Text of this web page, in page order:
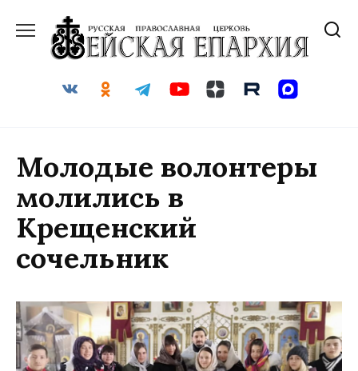
содержанию
Молодые волонтеры
молились в
Крещенский
сочельник